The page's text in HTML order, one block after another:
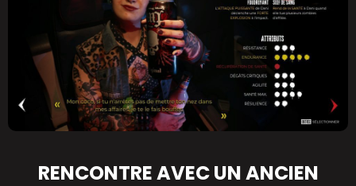
RENCONTRE AVEC UN ANCIEN